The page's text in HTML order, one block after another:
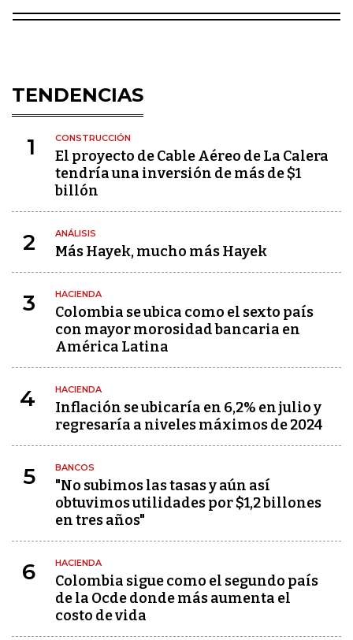
TENDENCIAS
1 CONSTRUCCIÓN
El proyecto de Cable Aéreo de La Calera
tendría una inversión de más de $1
billón
2 ANÁLISIS
Más Hayek, mucho más Hayek
3 HACIENDA
Colombia se ubica como el sexto país
con mayor morosidad bancaria en
América Latina
4 HACIENDA
Inflación se ubicaría en 6,2% en julio y
regresaría a niveles máximos de 2024
5 BANCOS
"No subimos las tasas y aún así
obtuvimos utilidades por $1,2 billones
en tres años"
6 HACIENDA
Colombia sigue como el segundo país
de la Ocde donde más aumenta el
costo de vida